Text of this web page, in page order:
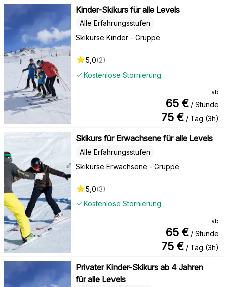
Kinder-Skikurs für alle Levels
Skikurse Kinder - Gruppe
Alle Erfahrungsstufen
Kostenlose Stornierung
5,0(2)
ab
65 € / Stunde
75 € / Tag (3h)
Skikurs für Erwachsene für alle Levels
Skikurse Erwachsene - Gruppe
Alle Erfahrungsstufen
Kostenlose Stornierung
5,0(3)
ab
65 € / Stunde
75 € / Tag (3h)
Privater Kinder-Skikurs ab 4 Jahren
für alle Levels